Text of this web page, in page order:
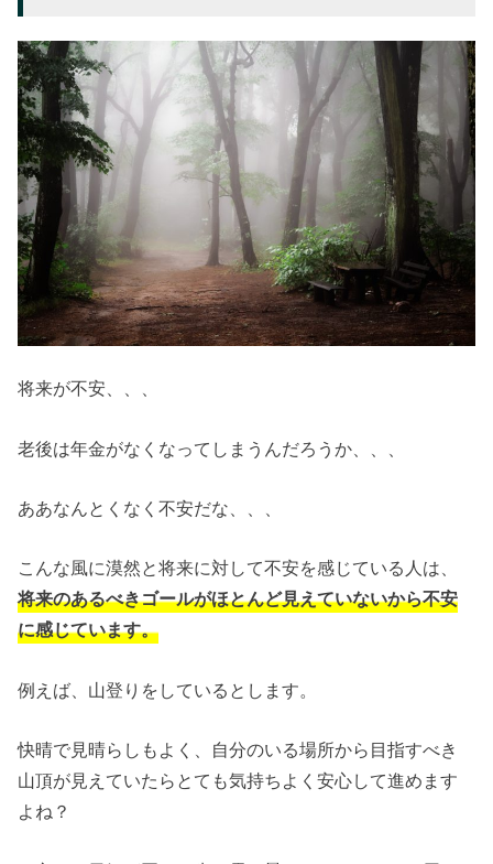
将来が不安、、、
老後は年金がなくなってしまうんだろうか、、、
ああなんとくなく不安だな、、、
こんな風に漠然と将来に対して不安を感じている人は、
将来のあるべきゴールがほとんど見えていないから不安
に感じています。
例えば、山登りをしているとします。
快晴で見晴らしもよく、自分のいる場所から目指すべき
山頂が見えていたらとても気持ちよく安心して進めます
よね？